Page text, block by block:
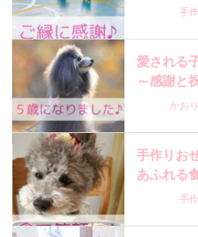
手
愛される
～感謝と
かお
手作りお
あふれる
手